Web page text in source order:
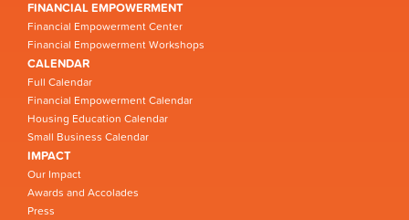
FINANCIAL EMPOWERMENT
Financial Empowerment Center
Financial Empowerment Workshops
CALENDAR
Full Calendar
Financial Empowerment Calendar
Housing Education Calendar
Small Business Calendar
IMPACT
Our Impact
Awards and Accolades
Press